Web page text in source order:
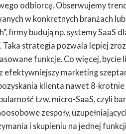
odbiorcę. Obserwujemy
w konkretnych branżach
firmy budują np. systemy SaaS
Taka strategia pozwala lepiej
funkcje. Co więcej, bycie
efektywniejszy marketing
klienta nawet 8-
tzw. micro-SaaS, czyli
zespoły,
i skupieniu na jednej